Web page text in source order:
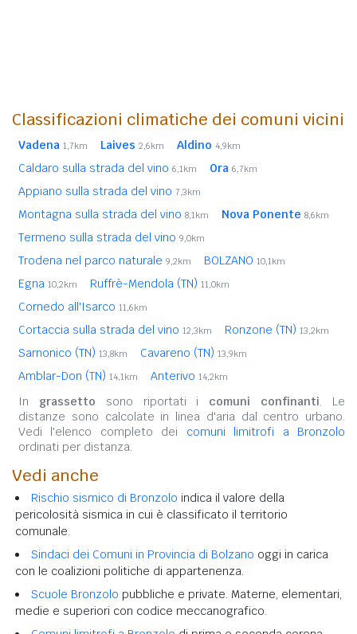
Classificazioni climatiche dei comuni vicini
Vadena 1,7km Laives 2,6km Aldino 4,9km
Caldaro sulla strada del vino 6,1km Ora 6,7km
Appiano sulla strada del vino 7,3km
Montagna sulla strada del vino 8,1km Nova Ponente 8,6km
Termeno sulla strada del vino 9,0km
Trodena nel parco naturale 9,2km BOLZANO 10,1km
Egna 10,2km Ruffrè-Mendola (TN) 11,0km
Cornedo all'Isarco 11,6km
Cortaccia sulla strada del vino 12,3km Ronzone (TN) 13,2km
Sarnonico (TN) 13,8km Cavareno (TN) 13,9km
Amblar-Don (TN) 14,1km Anterivo 14,2km
In grassetto sono riportati i comuni confinanti. Le
distanze sono calcolate in linea d'aria dal centro urbano.
Vedi l'elenco completo dei comuni limitrofi a Bronzolo
ordinati per distanza.
Vedi anche
Rischio sismico di Bronzolo indica il valore della
pericolosità sismica in cui è classificato il territorio
comunale.
Sindaci dei Comuni in Provincia di Bolzano oggi in carica
con le coalizioni politiche di appartenenza.
Scuole Bronzolo pubbliche e private. Materne, elementari,
medie e superiori con codice meccanografico.